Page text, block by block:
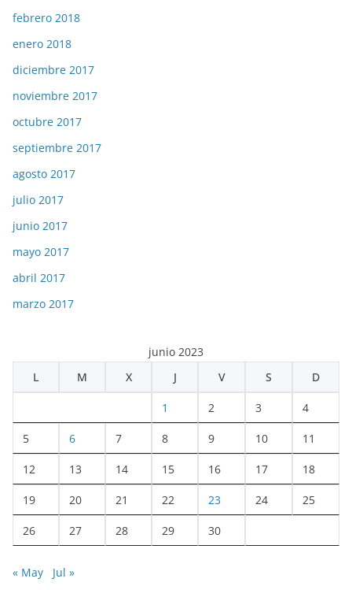
febrero 2018
enero 2018
diciembre 2017
noviembre 2017
octubre 2017
septiembre 2017
agosto 2017
julio 2017
junio 2017
mayo 2017
abril 2017
marzo 2017
junio 2023
L
M X J V S D
1 2 3 4
5 6 7 8 9 10 11
12 13 14 15 16 17 18
19 20 21 22 23 24 25
26 27 28 29 30
« May Jul »